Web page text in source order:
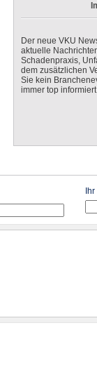
Der neue VKU
aktuelle
Schadenpraxis,
dem zusätzlichen
Sie kein
immer top